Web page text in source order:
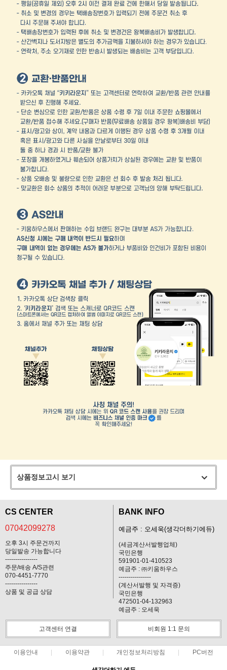
상품정보고시 보기
CS CENTER
07042099278
오후 3시 주문건까지
당일발송 가능합니다
----------------
주문/배송 A/S관련
070-4451-7770
----------------
상품 및 공급 상담
BANK INFO
예금주 : 오세욱(생각더하기에듀)
(세금계산서발행업체)
국민은행
591901-01-410523
예금주 : ㈜키움하우스
----------------
(계산서발행 및 자격증)
국민은행
472501-04-132963
예금주 : 오세욱
고객센터 연결 비회원 1:1 문의
이용안내 이용약관 개인정보처리방침 PC버전